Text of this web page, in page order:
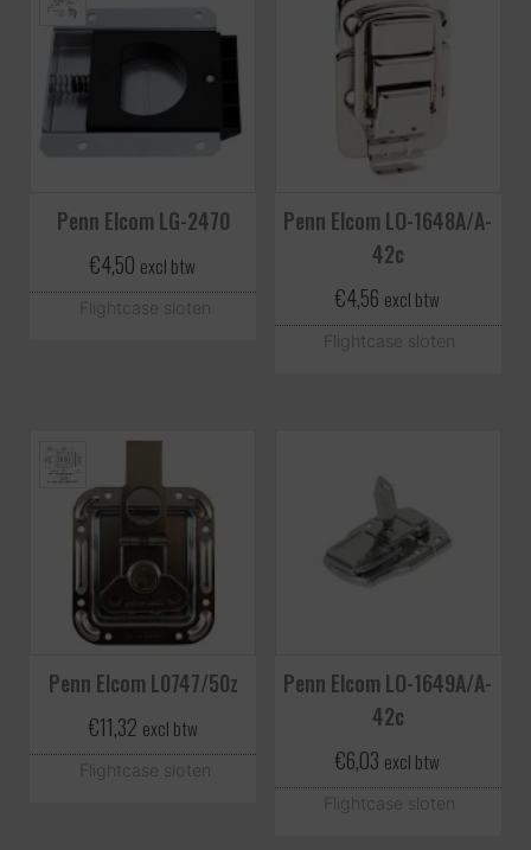
Penn Elcom LG-2470
€4,50 excl btw
Flightcase sloten
Penn Elcom LO-1648A/A-
42c
€4,56 excl btw
Flightcase sloten
Penn Elcom L0747/50z
€11,32 excl btw
Flightcase sloten
Penn Elcom LO-1649A/A-
42c
€6,03 excl btw
Flightcase sloten